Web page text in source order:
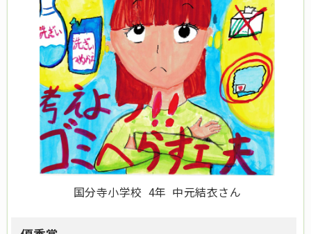
国分寺小学校 4年 中元結衣さん